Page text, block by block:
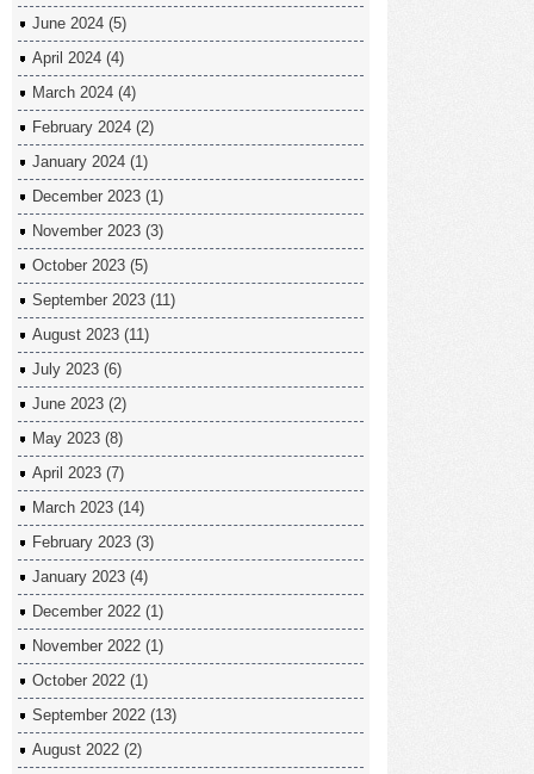
June 2024 (5)
April 2024 (4)
March 2024 (4)
February 2024 (2)
January 2024 (1)
December 2023 (1)
November 2023 (3)
October 2023 (5)
September 2023 (11)
August 2023 (11)
July 2023 (6)
June 2023 (2)
May 2023 (8)
April 2023 (7)
March 2023 (14)
February 2023 (3)
January 2023 (4)
December 2022 (1)
November 2022 (1)
October 2022 (1)
September 2022 (13)
August 2022 (2)